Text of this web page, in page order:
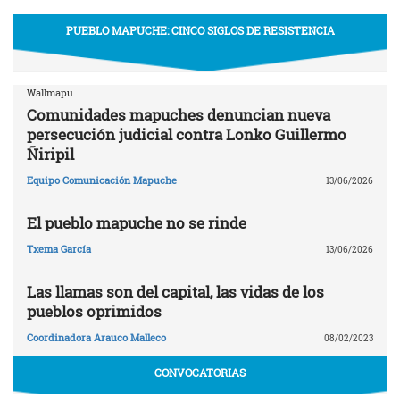
PUEBLO MAPUCHE: CINCO SIGLOS DE RESISTENCIA
Wallmapu
Comunidades mapuches denuncian nueva
persecución judicial contra Lonko Guillermo
Ñiripil
Equipo Comunicación Mapuche 13/06/2026
El pueblo mapuche no se rinde
Txema García 13/06/2026
Las llamas son del capital, las vidas de los
pueblos oprimidos
Coordinadora Arauco Malleco 08/02/2023
CONVOCATORIAS